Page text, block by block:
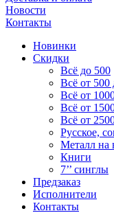
Новости
Контакты
Новинки
Скидки
Всё до 500
Всё от 500
Всё от
Всё от
Всё от
Русское,
Металл на
Книги
7’’ синглы
Предзаказ
Исполнители
Контакты